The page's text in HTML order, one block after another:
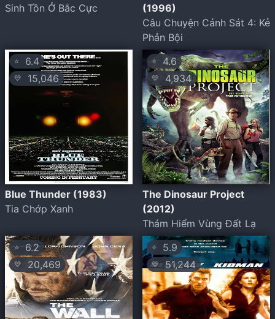
Sinh Tồn Ở Bắc Cực
(1996)
Câu Chuyện Cảnh Sát 4: Kẻ
Phản Bội
⭐ 6.4
💛 15,046
Blue Thunder (1983)
Tia Chớp Xanh
⭐ 4.6
💛 4,934
The Dinosaur Project
(2012)
Thám Hiểm Vùng Đất Lạ
⭐ 6.2
💛 20,469
⭐ 5.9
💛51,244